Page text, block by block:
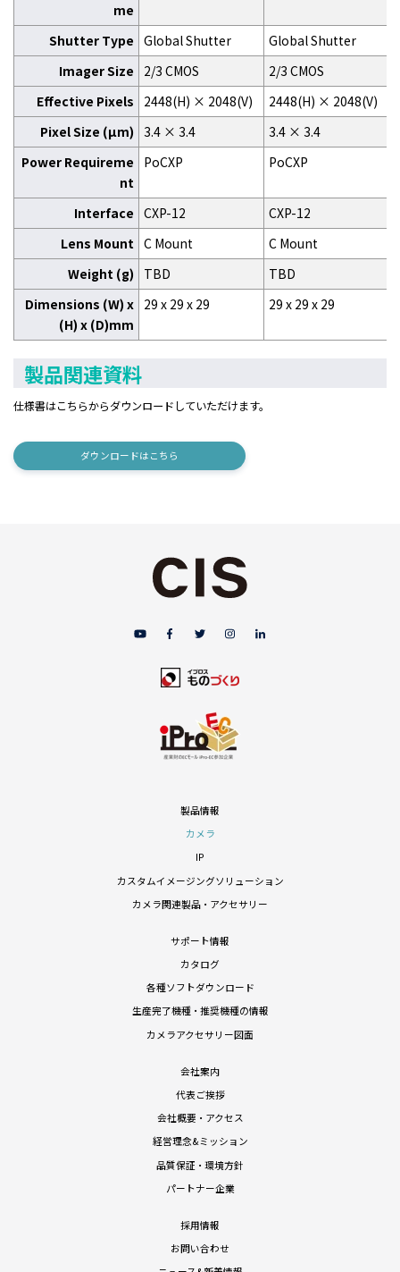
me
Shutter Type Global Shutter
Global Shutter
Imager Size
2/3 CMOS
2/3 CMOS
Effective Pixels
2448(H) × 2048(V)
2448(H) × 2048(V)
Pixel Size (μm) 3.4 × 3.4
3.4 × 3.4
Power Requireme
nt
PoCXP PoCXP
Interface CXP-12
CXP-12
Lens Mount C Mount
C Mount
Weight (g)
TBD
TBD
Dimensions (W) x
(H) x (D)mm
29 x 29 x 29 29 x 29 x 29
製品関連資料
仕様書はこちらからダウンロードしていただけます。
ダウンロードはこちら
製品情報
カメラ
IP
カスタムイメージングソリューション
カメラ関連製品・アクセサリー
サポート情報
カタログ
各種ソフトダウンロード
生産完了機種・推奨機種の情報
カメラアクセサリー図面
会社案内
代表ご挨拶
会社概要・アクセス
経営理念&ミッション
品質保証・環境方針
パートナー企業
採用情報
お問い合わせ